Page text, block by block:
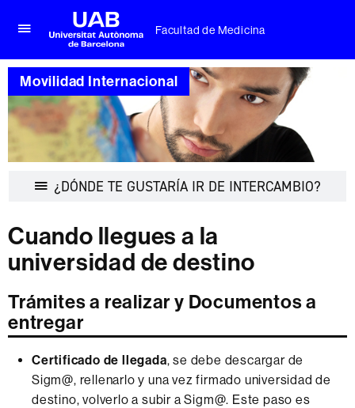
aquí
para
desplegar
el
menú
de
Facultad
de
Medicina
Universitat
Autònoma
de
Barcelona
Facultad de Medicina
Movilidad Internacional
¿DÓNDE TE GUSTARÍA IR DE INTERCAMBIO?
Cuando llegues a la
universidad de destino
Trámites a realizar y Documentos a
entregar
Certificado de llegada, se debe descargar de
Sigm@, rellenarlo y una vez firmado universidad de
destino, volverlo a subir a Sigm@. Este paso es